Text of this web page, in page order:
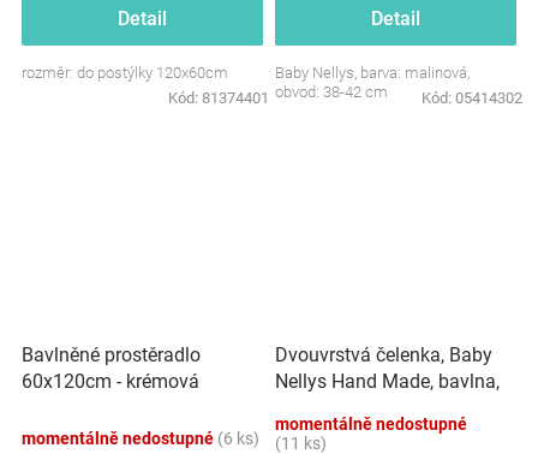
Detail
rozměr: do postýlky 120x60cm
Kód: 81374401
Detail
Baby Nellys, barva: malinová,
obvod: 38-42 cm
Kód: 05414302
Bavlněné prostěradlo
60x120cm - krémová
momentálně nedostupné (6 ks)
Dvouvrstvá čelenka, Baby
Nellys Hand Made, bavlna,
80/98
momentálně nedostupné
(11 ks)